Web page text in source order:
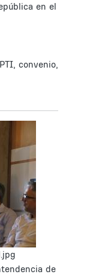
en el
convenio,
de